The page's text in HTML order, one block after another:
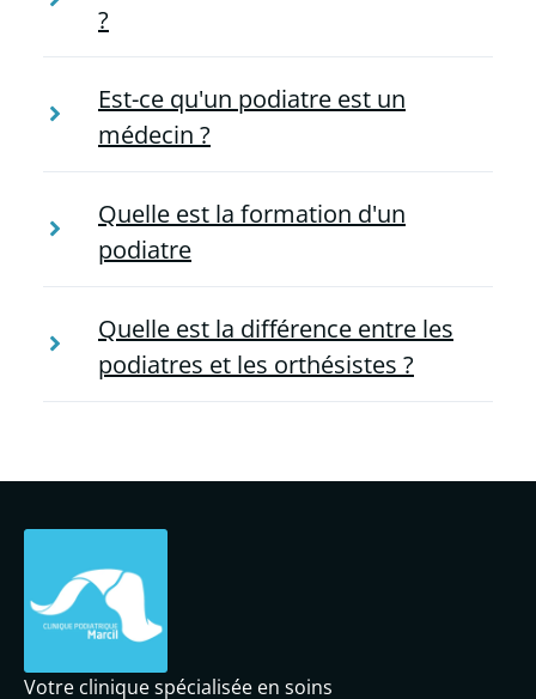
?
Est-ce qu'un podiatre est un
médecin ?
Quelle est la formation d'un
podiatre
Quelle est la différence entre les
podiatres et les orthésistes ?
Votre clinique spécialisée en soins